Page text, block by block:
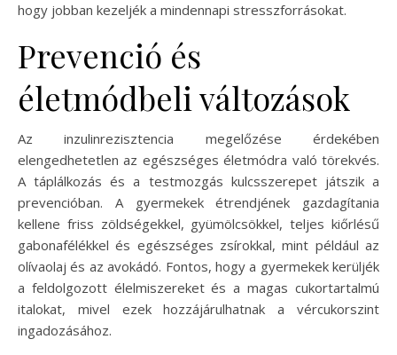
hogy jobban kezeljék a mindennapi stresszforrásokat.
Prevenció és
életmódbeli változások
Az inzulinrezisztencia megelőzése érdekében
elengedhetetlen az egészséges életmódra való törekvés.
A táplálkozás és a testmozgás kulcsszerepet játszik a
prevencióban. A gyermekek étrendjének gazdagítania
kellene friss zöldségekkel, gyümölcsökkel, teljes kiőrlésű
gabonafélékkel és egészséges zsírokkal, mint például az
olívaolaj és az avokádó. Fontos, hogy a gyermekek kerüljék
a feldolgozott élelmiszereket és a magas cukortartalmú
italokat, mivel ezek hozzájárulhatnak a vércukorszint
ingadozásához.